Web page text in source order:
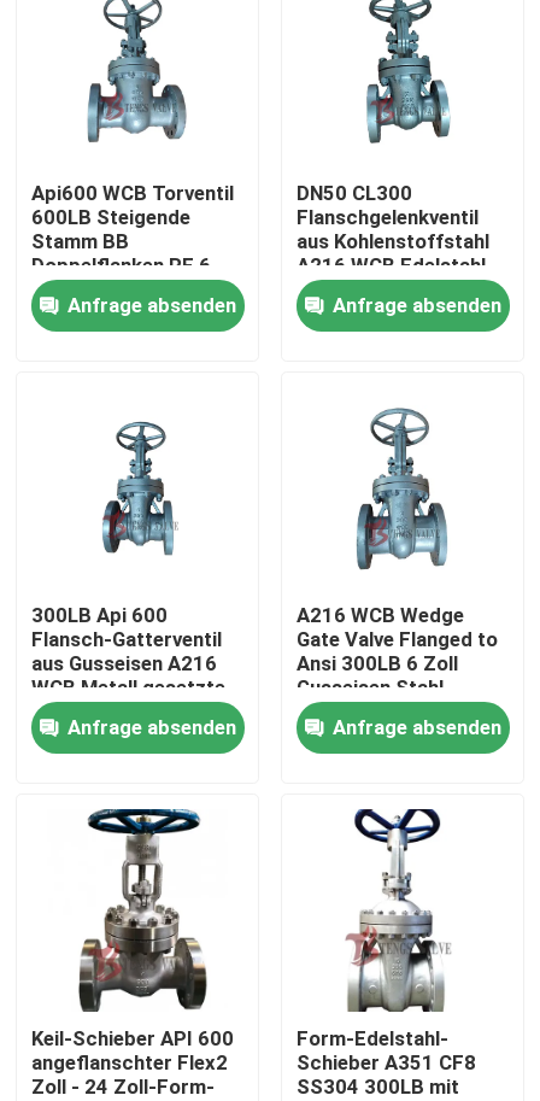
Produkte
Über uns
Fabrik-Ausflug
Qualitätskontrolle
Nachrichten
Fordern Sie ein Zitat
Stahlguss Absperrschieber
Rückschlagklappe
Api600 WCB Torventil
600LB Steigende
Stamm BB
Doppelflanken RF 6
Zoll Für Öl- und
Gasindustrie
Anfrage absenden
DN50 CL300
Flanschgelenkventil
aus Kohlenstoffstahl
A216 WCB Edelstahl
Trim Pn50 Manuelle
VentileAnfrage absenden
300LB Api 600
Flansch-Gatterventil
aus Gusseisen A216
WCB Metall gesetzte
Industrieventile DN100
Anfrage absenden
A216 WCB Wedge
Gate Valve Flanged to
Ansi 300LB 6 Zoll
Gusseisen Stahl
Steigende Stamm
Metallventile
Anfrage absenden
Keil-Schieber API 600
angeflanschter Flex2
Zoll - 24 Zoll-Form-
Form-Edelstahl-
Schieber A351 CF8
SS304 300LB mit